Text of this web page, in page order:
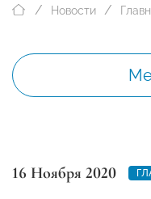
Новости
16 Ноября 2020